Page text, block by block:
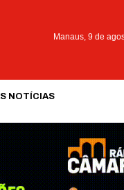
Manaus, 9 de
NOTÍCIAS